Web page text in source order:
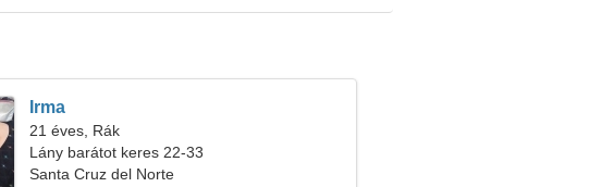
Irma
21 éves, Rák
Lány barátot keres 22-33
Santa Cruz del Norte